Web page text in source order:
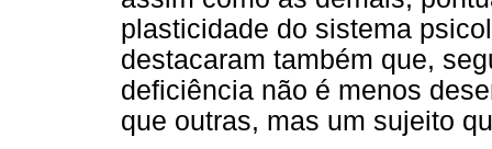
plasticidade do sistema
destacaram também que,
deficiência não é menos
que outras, mas um sujeito